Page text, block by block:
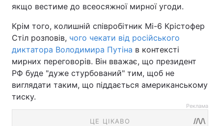
якщо вестиме до всеосяжної мирної угоди.
Крім того, колишній співробітник Мі-6 Крістофер
Стіл розповів, чого чекати від російського
диктатора Володимира Путіна в контексті
мирних переговорів. Він вважає, що президент
РФ буде "дуже стурбований" тим, щоб не
виглядати таким, що піддається американському
тиску.
Реклама